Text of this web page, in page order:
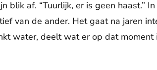
blik af. “Tuurlijk, er is geen haast.”
van de ander. Het gaat na jaren
water, deelt wat er op dat moment